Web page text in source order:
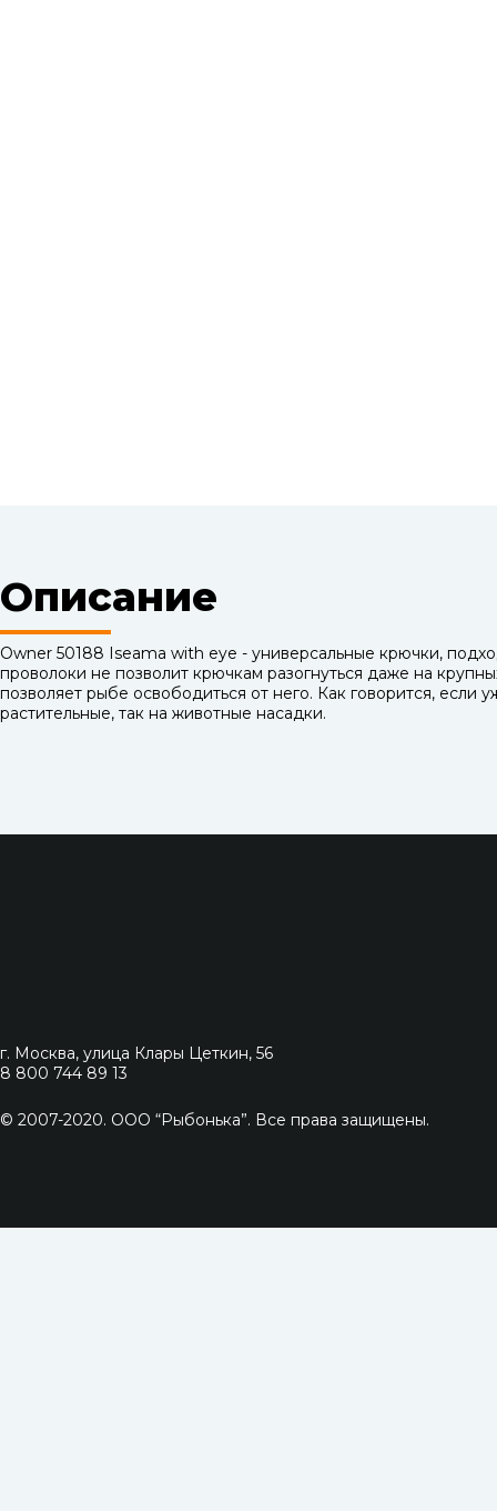
Описание
Owner 50188 Iseama with eye - универсальные крючки,
проволоки не позволит крючкам разогнуться даже на
позволяет рыбе освободиться от него. Как говорится,
растительные, так на животные насадки.
г. Москва, улица Клары Цеткин, 56
8 800 744 89 13
© 2007-2020. ООО “Рыбонька”. Все права защищены.